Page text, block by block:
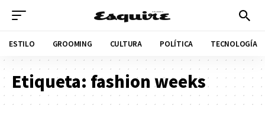
ESTILO GROOMING CULTURA POLÍTICA TECNOLOGÍA
Etiqueta: fashion weeks